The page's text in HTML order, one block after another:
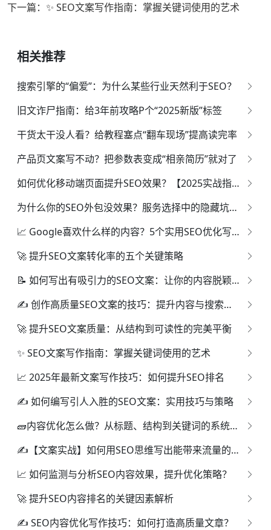
下一篇：✨ SEO文案写作指南：掌握关键词使用的艺术
相关推荐
搜索引擎的“偏爱”：为什么某些行业天然利于SEO？
旧文诈尸指南：给3年前攻略P个“2025新版”标签
干货太干没人看？给教程塞点“翻车现场”提高读完率
产品页文案写不动？把参数表变成“相亲简历”就对了
如何优化移动端页面提升SEO效果？【2025实战指南】
为什么你的SEO外包没效果？服务选择中的隐藏坑解析
📈 Google喜欢什么样的内容？5个实用SEO优化写作技巧
🚀 提升SEO文案转化率的五个关键策略
📝 如何写出有吸引力的SEO文案：让你的内容脱颖而出
✍️ 创作高质量SEO文案的技巧：提升内容与搜索排名的双赢策略
🚀 提升SEO文案质量：从结构到可读性的完美平衡
✨ SEO文案写作指南：掌握关键词使用的艺术
📈 2025年最新文案写作技巧：如何提升SEO排名
✍️ 如何编写引人入胜的SEO文案：实用技巧与策略
🧱内容优化怎么做？从标题、结构到关键词的系统指南
✍️【文案实战】如何用SEO思维写出能带来流量的高转化文案？
📈 如何监测与分析SEO内容效果，提升优化策略？
🚀 提升SEO内容排名的关键因素解析
✍️ SEO内容优化写作技巧：如何打造高质量文章？